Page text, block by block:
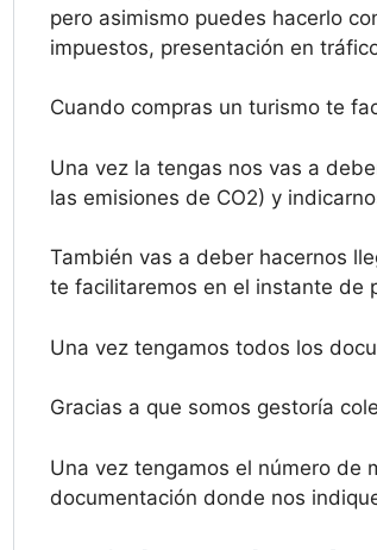
pero asimismo puedes hacerlo
impuestos, presentación en
Cuando compras un turismo te
Una vez la tengas nos vas a
las emisiones de CO2) y
También vas a deber hacernos
te facilitaremos en el instante de
Una vez tengamos todos los
Gracias a que somos gestoría
Una vez tengamos el número de
documentación donde nos